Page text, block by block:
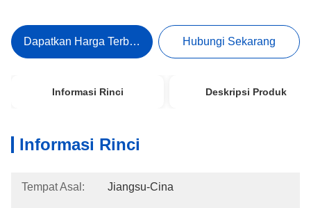
Dapatkan Harga Terbaik Hubungi Sekarang
Informasi Rinci Deskripsi Produk
Informasi Rinci
Tempat Asal: Jiangsu-Cina